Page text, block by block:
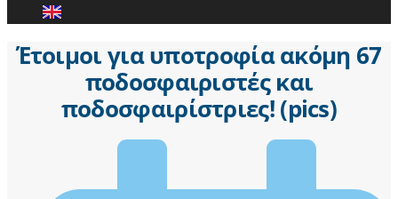
Έτοιμοι για υποτροφία ακόμη 67
ποδοσφαιριστές και
ποδοσφαιρίστριες! (pics)